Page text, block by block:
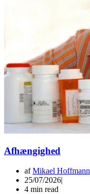
Afhængighed
afMikael Hoffmann
25/07/2026
4 min read